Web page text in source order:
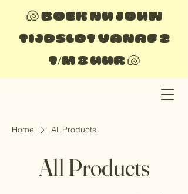
🐚 BOEK NU JOUW
TIJDSLOT VANAF 2
T/M 8 UUR 🐚
Home All Products
All Products